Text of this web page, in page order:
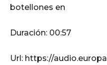
botellones en
Duración: 00:57
Url: https://